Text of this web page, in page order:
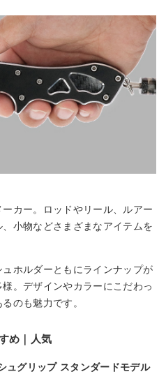
ーカー。ロッドやリール、ルアー
小物などさまざまなアイテムを
ホルダーともにラインナップが
。デザインやカラーにこだわっ
のも魅力です。
め｜人気
グリップ スタンダードモデル